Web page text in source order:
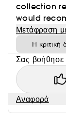
collection
would
Μετάφραση
Η
Σας βοήθησε
Αναφορά